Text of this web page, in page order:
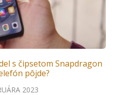
s čipsetom Snapdragon
pôjde?
2023